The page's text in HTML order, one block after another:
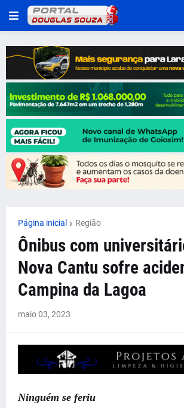
Página inicial Região
Ônibus com
Nova Cantu sofre
Campina da Lagoa
maio 03, 2023
Ninguém se feriu